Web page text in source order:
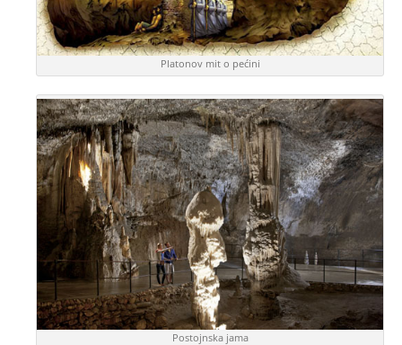
Platonov mit o pećini
Postojnska jama